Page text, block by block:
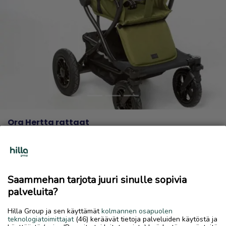
Ora Hertta rattaat
10.6.2026, 12.03
Myydään
Myydään hyvässä kunnossa olevat Ora Hertta rattaat
kääntyvillä eturenkailla, mukaan erikseen ostettu Ora
Saammehan tarjota juuri sinulle sopivia
palveluita?
Hilla Group ja sen käyttämätkolmannen osapuolen
teknologiatoimittajat(46) keräävät tietoja palveluiden käytöstä ja